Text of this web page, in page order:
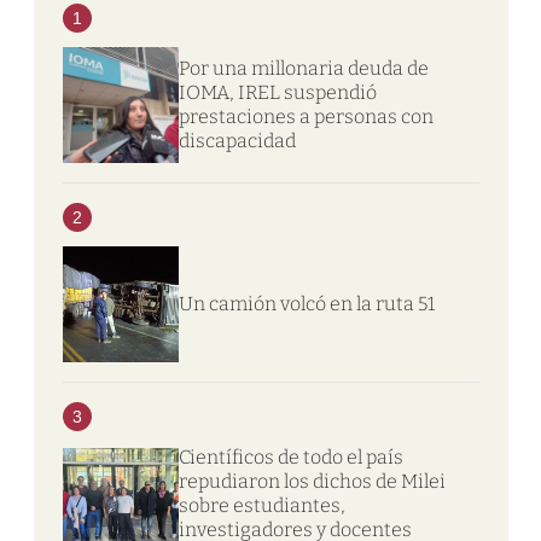
1
Por una millonaria deuda de
IOMA, IREL suspendió
prestaciones a personas con
discapacidad
2
Un camión volcó en la ruta 51
3
Científicos de todo el país
repudiaron los dichos de Milei
sobre estudiantes,
investigadores y docentes